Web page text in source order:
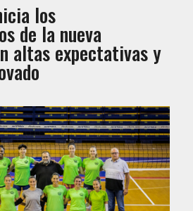
los
de la nueva
altas expectativas y